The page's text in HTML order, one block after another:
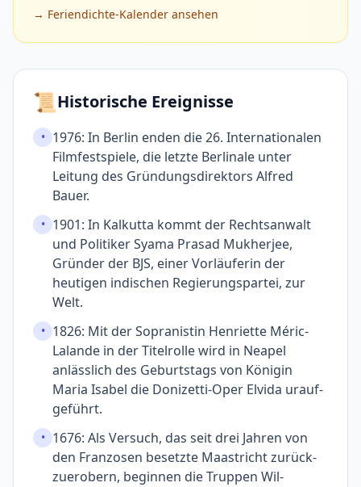
→ Feriendichte-Kalender ansehen
📜Historische Ereignisse
• 1976: In Berlin enden die 26. Inter­nationalen
Film­festspiele, die letzte Berlinale unter
Leitung des Gründungs­direktors Alfred
Bauer.
• 1901: In Kalkutta kommt der Rechts­anwalt
und Politiker Syama Prasad Mukherjee,
Gründer der BJS, einer Vorläuferin der
heutigen indischen Regierungs­partei, zur
Welt.
• 1826: Mit der Sopranistin Henriette Méric-
Lalande in der Titel­rolle wird in Neapel
anläss­lich des Geburts­tags von Königin
Maria Isabel die Donizetti-Oper Elvida urauf­
geführt.
• 1676: Als Versuch, das seit drei Jahren von
den Franzosen besetzte Maastricht zurück­
zuerobern, beginnen die Truppen Wil­